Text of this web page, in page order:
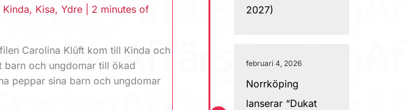
Kinda, Kisa,Ydre
2 minutes of
Carolina Klüft kom till Kinda och
och ungdomar till ökad
peppar sina barn och ungdomar
2027)
februari 4, 2026
Norrköping
lanserar “Dukat